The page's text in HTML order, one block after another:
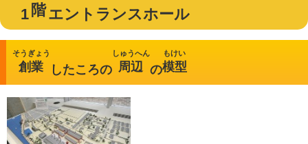
造幣局について
造幣事業を知る
貨幣を知る
造幣局を楽しむ
造幣局製品を買う
1 階エントランスホール
創業
そうぎょう
したころの 周辺
しゅうへん
の模型
もけい